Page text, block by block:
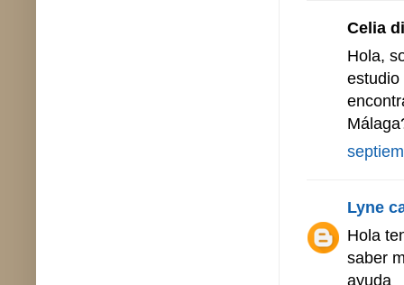
Celia
Hola,
estudio
Lyne
Hola
saber
ayuda